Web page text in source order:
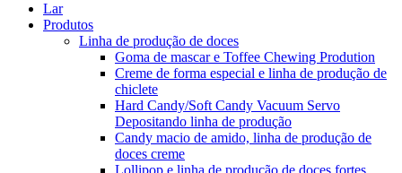
Lar
Produtos
Linha de produção de doces
Goma de mascar e Toffee Chewing Prodution
Creme de forma especial e linha de produção de
chiclete
Hard Candy/Soft Candy Vacuum Servo
Depositando linha de produção
Candy macio de amido, linha de produção de
doces creme
Lollipop e linha de produção de doces fortes